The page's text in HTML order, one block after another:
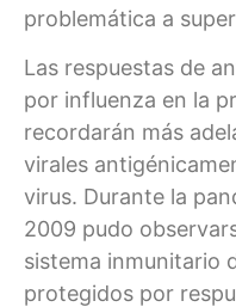
problemática a
Las respuestas de
por influenza en la
recordarán más
virales
virus. Durante la
2009 pudo
sistema inmunitario
protegidos por